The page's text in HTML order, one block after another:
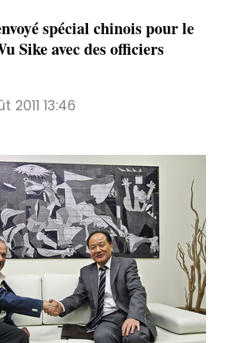
spécial chinois pour le
Sike avec des officiers
2011 13:46